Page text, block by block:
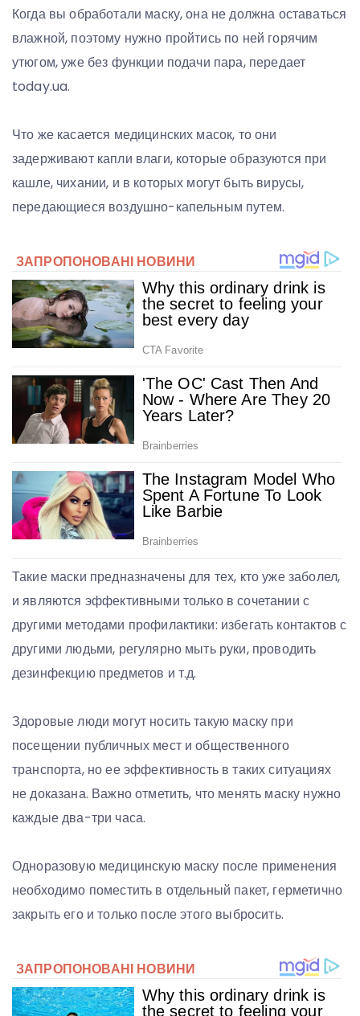
Когда вы обработали маску, она не должна оставаться
влажной, поэтому нужно пройтись по ней горячим
утюгом, уже без функции подачи пара, передает
today.ua.
Что же касается медицинских масок, то они
задерживают капли влаги, которые образуются при
кашле, чихании, и в которых могут быть вирусы,
передающиеся воздушно-капельным путем.
Такие маски предназначены для тех, кто уже заболел,
и являются эффективными только в сочетании с
другими методами профилактики: избегать контактов с
другими людьми, регулярно мыть руки, проводить
дезинфекцию предметов и т.д.
Здоровые люди могут носить такую маску при
посещении публичных мест и общественного
транспорта, но ее эффективность в таких ситуациях
не доказана. Важно отметить, что менять маску нужно
каждые два-три часа.
Одноразовую медицинскую маску после применения
необходимо поместить в отдельный пакет, герметично
закрыть его и только после этого выбросить.